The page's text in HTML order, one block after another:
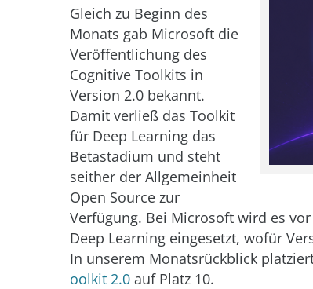
Gleich zu Beginn des
Monats gab Microsoft die
Veröffentlichung des
Cognitive Toolkits in
Version 2.0 bekannt.
Damit verließ das Toolkit
für Deep Learning das
Betastadium und steht
seither der Allgemeinheit
Open Source zur
Verfügung. Bei Microsoft wird es
Deep Learning eingesetzt, wofür
In unserem Monatsrückblick
oolkit 2.0 auf Platz 10.